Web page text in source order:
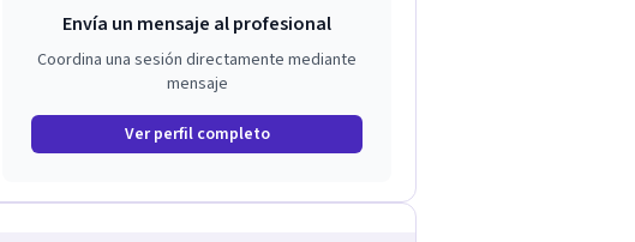
Envía un mensaje al profesional
Coordina una sesión directamente mediante
mensaje
Ver perfil completo